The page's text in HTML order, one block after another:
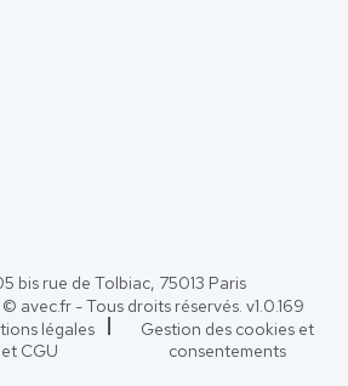
bis rue de Tolbiac, 75013 Paris
avec.fr - Tous droits réservés. v1.0.169
légales
et CGU
Gestion des cookies et
consentements